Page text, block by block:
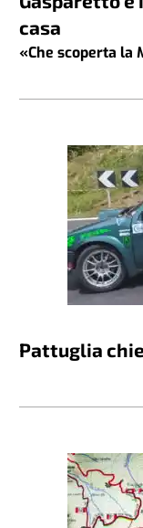
casa
«Che scoperta la
Pattuglia